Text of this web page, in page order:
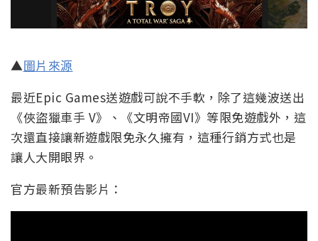
▲圖片來源
最近Epic Games送遊戲可說不手軟，除了這幾波送出
《俠盜獵車手 V》、《文明帝國VI》等限免遊戲外，這
次還直接讓新遊戲限免永久擁有，這種行銷方式也是
讓人大開眼界。
官方最新預告影片：